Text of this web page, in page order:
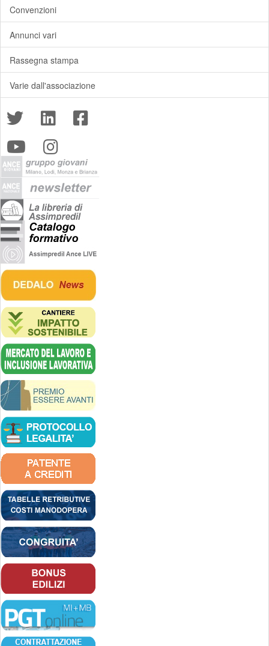
Convenzioni
Annunci vari
Rassegna stampa
Varie dall'associazione